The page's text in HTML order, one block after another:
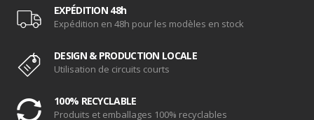
EXPÉDITION 48h
Expédition en 48h pour les modèles en stock
DESIGN & PRODUCTION LOCALE
Utilisation de circuits courts
100% RECYCLABLE
Produits et emballages 100% recyclables